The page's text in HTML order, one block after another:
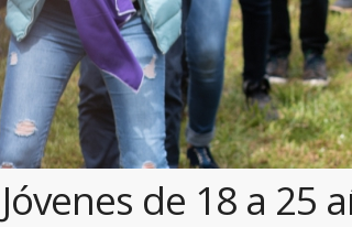
de 18 a 25